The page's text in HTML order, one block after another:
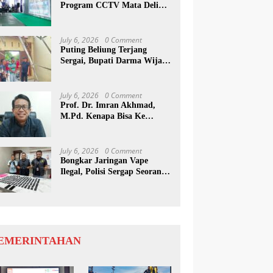
Program CCTV Mata Deli
July 6, 2026 0 Comment
Puting Beliung Terjang
Sergai, Bupati Darma Wijaya
July 6, 2026 0 Comment
Prof. Dr. Imran Akhmad,
M.Pd. Kenapa Bisa Ke
July 6, 2026 0 Comment
Bongkar Jaringan Vape
Ilegal, Polisi Sergap Seorang